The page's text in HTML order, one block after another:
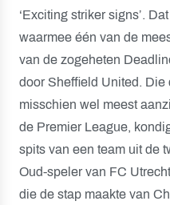
‘Exciting striker signs’.
waarmee één van de
van de zogeheten
door Sheffield United. Die
misschien wel meest
de Premier League,
spits van een team uit de
Oud-speler van FC
die de stap maakte van